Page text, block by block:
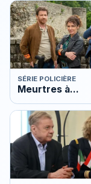
SÉRIE POLICIÈRE
Meurtres à...